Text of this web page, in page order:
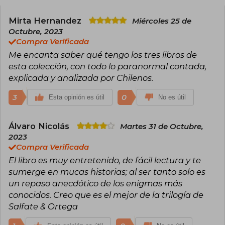
Mirta Hernandez
Miércoles 25 de
Octubre, 2023
Compra Verificada
Me encanta saber qué tengo los tres libros de
esta colección, con todo lo paranormal contada,
explicada y analizada por Chilenos.
3 Esta opinión es útil 0 No es útil
Álvaro Nicolás
Martes 31 de Octubre,
2023
Compra Verificada
El libro es muy entretenido, de fácil lectura y te
sumerge en mucas historias; al ser tanto solo es
un repaso anecdótico de los enigmas más
conocidos. Creo que es el mejor de la trilogía de
Salfate & Ortega